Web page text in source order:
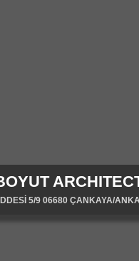
5/9 06680 ÇANKAYA/